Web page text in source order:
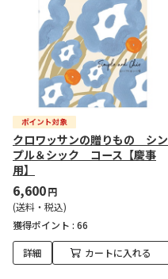
クロワッサンの贈りもの シン
プル＆シック コース【慶事
用】
6,600円
(送料・税込)
獲得ポイント : 66
詳細 カートに入れる